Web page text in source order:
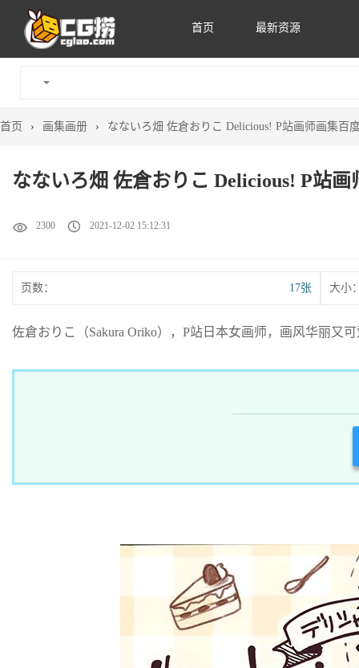
首页 最新资源
首页 › 画集画册 › なないろ畑 佐倉おりこ Delicious! P站画师画集百
なないろ畑 佐倉おりこ Delicious! P站
2300 2021-12-02 15:12:31
页数： 17张 大小
佐倉おりこ（Sakura Oriko），P站日本女画师，画风华丽又